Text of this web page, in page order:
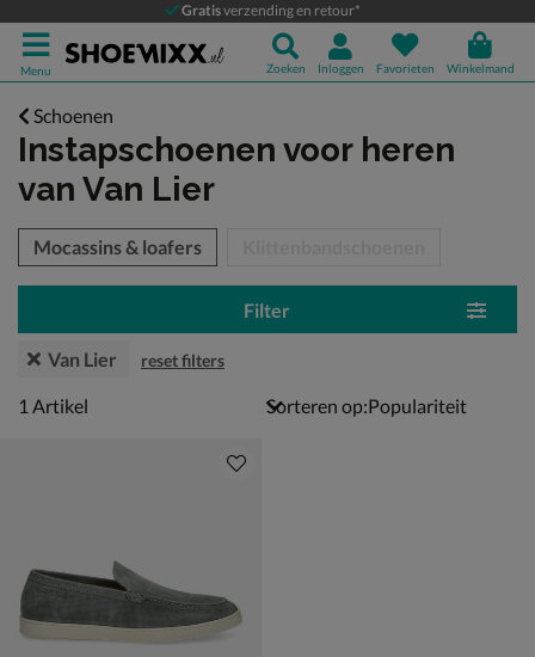
Gratisverzending en retour*
Menu Zoeken Inloggen Favorieten Winkelmand
Schoenen
Instapschoenen voor heren
van Van Lier
over
Mocassins & loafers
Filter
Van Lier reset filters
1 artikel
1 Artikel Sorteren op: